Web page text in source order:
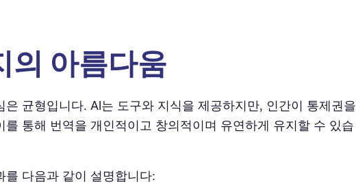
의 아름다움
은 균형입니다. AI는 도구와 지식을 제공하지만, 인간이 통제권을
를 통해 번역을 개인적이고 창의적이며 유연하게 유지할 수 있습
를 다음과 같이 설명합니다: